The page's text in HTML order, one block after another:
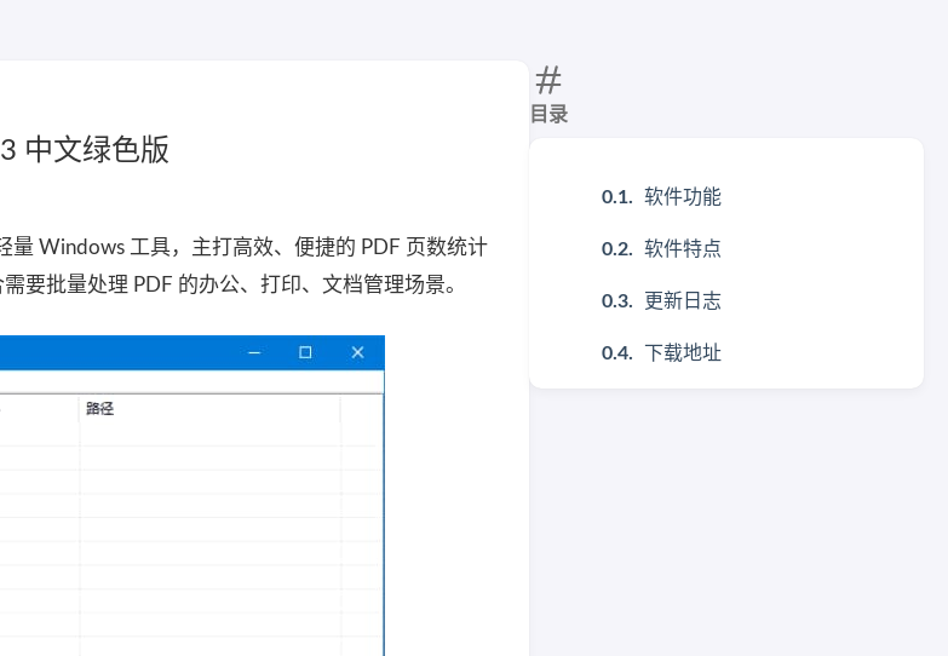
目录
软件功能
软件特点
更新日志
下载地址
中文绿色版
量 Windows 工具，主打高效、便捷的 PDF 页数统计
要批量处理 PDF 的办公、打印、文档管理场景。